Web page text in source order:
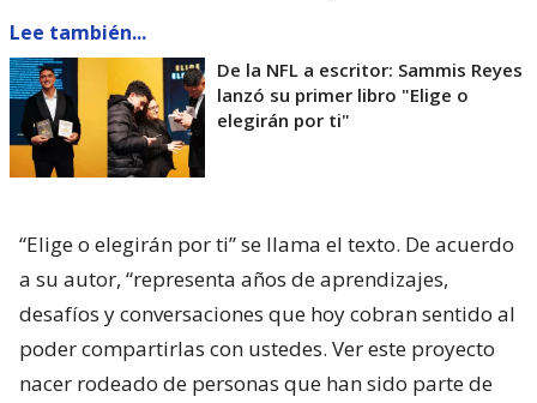
Lee también...
De la NFL a escritor: Sammis Reyes
lanzó su primer libro "Elige o
elegirán por ti"
“Elige o elegirán por ti” se llama el texto. De acuerdo
a su autor, “representa años de aprendizajes,
desafíos y conversaciones que hoy cobran sentido al
poder compartirlas con ustedes. Ver este proyecto
nacer rodeado de personas que han sido parte de